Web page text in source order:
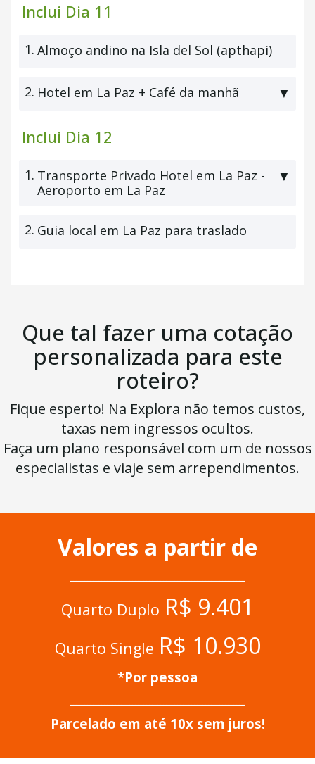
Inclui Dia 11
1. Almoço andino na Isla del Sol (apthapi)
2. Hotel em La Paz + Café da manhã ▼
Inclui Dia 12
1. Transporte Privado Hotel em La Paz -
Aeroporto em La Paz
▼
2. Guia local em La Paz para traslado
Que tal fazer uma cotação
personalizada para este
roteiro?
Fique esperto! Na Explora não temos custos,
taxas nem ingressos ocultos.
Faça um plano responsável com um de nossos
especialistas e viaje sem arrependimentos.
Valores a partir de
Quarto Duplo R$ 9.401
Quarto Single R$ 10.930
*Por pessoa
Parcelado em até 10x sem juros!